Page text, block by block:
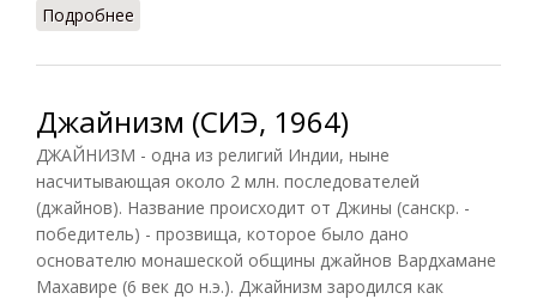
Подробнее
Джайнизм (СИЭ, 1964)
ДЖАЙНИЗМ - одна из религий Индии, ныне
насчитывающая около 2 млн. последователей
(джайнов). Название происходит от Джины (санскр. -
победитель) - прозвища, которое было дано
основателю монашеской общины джайнов Вардхамане
Махавире (6 век до н.э.). Джайнизм зародился как